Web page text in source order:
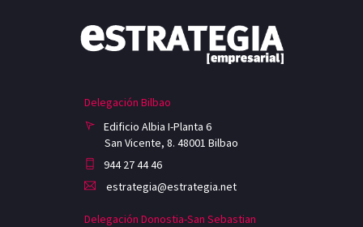
Delegación Bilbao
Edificio Albia I-Planta 6
San Vicente, 8. 48001 Bilbao
944 27 44 46
estrategia@estrategia.net
Delegación Donostia-San Sebastian